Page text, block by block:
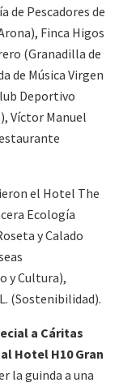
de Pescadores de
Finca Higos
(Granadilla de
de Música Virgen
Deportivo
Víctor Manuel
el Hotel The
Ecología
y Calado
y Cultura),
(Sostenibilidad).
a Cáritas
Hotel H10 Gran
la guinda a una